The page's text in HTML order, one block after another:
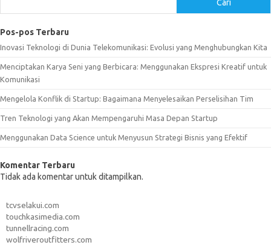
Cari
Pos-pos Terbaru
Inovasi Teknologi di Dunia Telekomunikasi: Evolusi yang Menghubungkan Kita
Menciptakan Karya Seni yang Berbicara: Menggunakan Ekspresi Kreatif untuk
Komunikasi
Mengelola Konflik di Startup: Bagaimana Menyelesaikan Perselisihan Tim
Tren Teknologi yang Akan Mempengaruhi Masa Depan Startup
Menggunakan Data Science untuk Menyusun Strategi Bisnis yang Efektif
Komentar Terbaru
Tidak ada komentar untuk ditampilkan.
tcvselakui.com
touchkasimedia.com
tunnellracing.com
wolfriveroutfitters.com